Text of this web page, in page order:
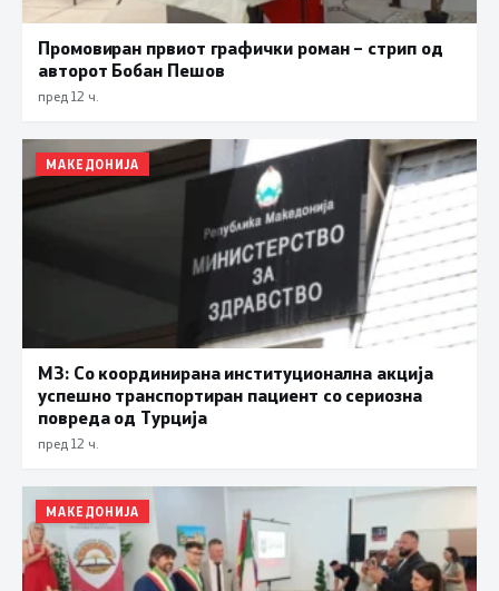
Промовиран првиот графички роман – стрип од
авторот Бобан Пешов
пред 12 ч.
МАКЕДОНИЈА
МЗ: Со координирана институционална акција
успешно транспортиран пациент со сериозна
повреда од Турција
пред 12 ч.
МАКЕДОНИЈА